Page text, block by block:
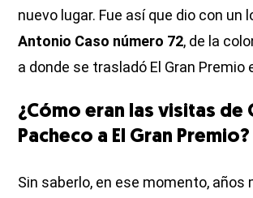
nuevo lugar. Fue así que dio con un
Antonio Caso número 72, de la
a donde se trasladó El Gran Premio
¿Cómo eran las visitas de
Pacheco a El Gran Premio?
Sin saberlo, en ese momento, años